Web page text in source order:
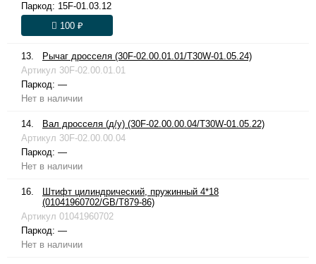
Паркод: 15F-01.03.12
100 ₽
13.
Рычаг дросселя (30F-02.00.01.01/T30W-01.05.24)
Артикул 30F-02.00.01.01
Паркод: —
Нет в наличии
14.
Вал дросселя (д/у) (30F-02.00.00.04/T30W-01.05.22)
Артикул 30F-02.00.00.04
Паркод: —
Нет в наличии
16.
Штифт цилиндрический, пружинный 4*18
(01041960702/GB/T879-86)
Артикул 01041960702
Паркод: —
Нет в наличии